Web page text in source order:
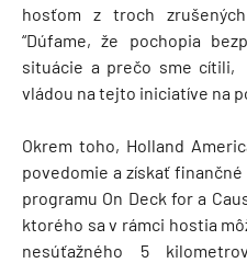
hosťom z troch
“Dúfame, že pochopia
situácie a prečo sme
vládou na tejto iniciatíve na
Okrem toho, Holland
povedomie a získať
programu On Deck for a
ktorého sa v rámci hostia
nesúťažného 5